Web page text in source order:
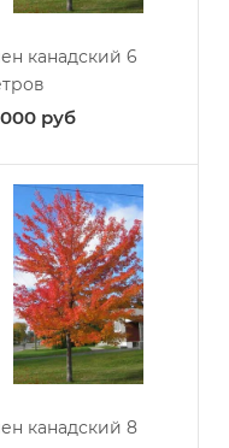
канадский 6
руб
канадский 8